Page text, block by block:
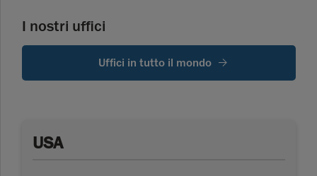
I nostri uffici
Uffici in tutto il mondo
USA